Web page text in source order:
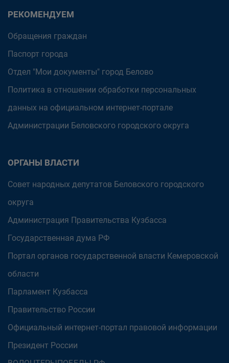
РЕКОМЕНДУЕМ
Обращения граждан
Паспорт города
Отдел "Мои документы" город Белово
Политика в отношении обработки персональных
данных на официальном интернет-портале
Администрации Беловского городского округа
ОРГАНЫ ВЛАСТИ
Совет народных депутатов Беловского городского
округа
Администрация Правительства Кузбасса
Государственная дума РФ
Портал органов государственной власти Кемеровской
области
Парламент Кузбасса
Правительство России
Официальный интернет-портал правовой информации
Президент России